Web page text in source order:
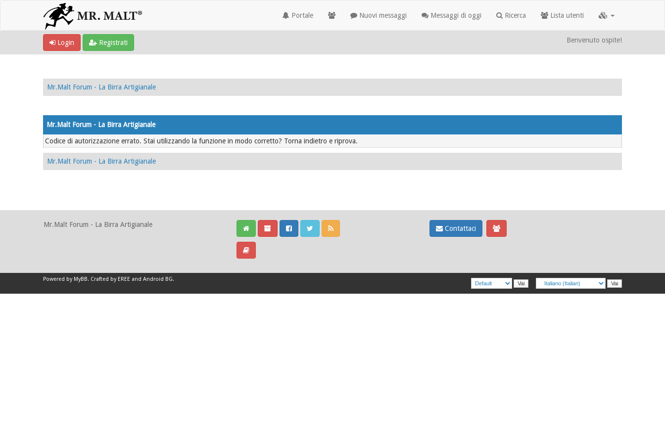
Portale Nuovi messaggi Messaggi di oggi Ricerca Lista utenti
Login Registrati Benvenuto ospite!
Mr.Malt Forum - La Birra Artigianale
Mr.Malt Forum - La Birra Artigianale
Codice di autorizzazione errato. Stai utilizzando la funzione in modo corretto? Torna indietro e riprova.
Mr.Malt Forum - La Birra Artigianale
Mr.Malt Forum - La Birra Artigianale Contattaci
Powered by MyBB. Crafted by EREE and Android BG.